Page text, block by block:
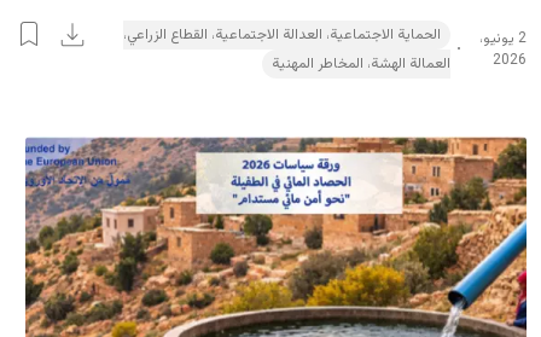
2 يونيو،
2026
الحماية الاجتماعية، العدالة الاجتماعية، القطاع الزراعي،
العمالة الهشة، المخاطر المهنية